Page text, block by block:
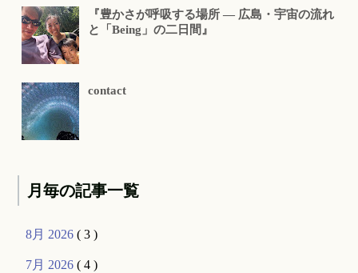
『豊かさが呼吸する場所 ― 広島・宇宙の流れ
と「Being」の二日間』
contact
月毎の記事一覧
8月 2026( 3 )
7月 2026( 4 )